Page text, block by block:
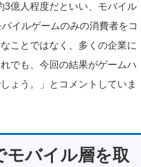
3億人程度だといい、モバイル
イルゲームのみの消費者をコ
ことではなく、多くの企業に
でも、今回の結果がゲームハ
ょう。」とコメントしていま
モバイル層を取